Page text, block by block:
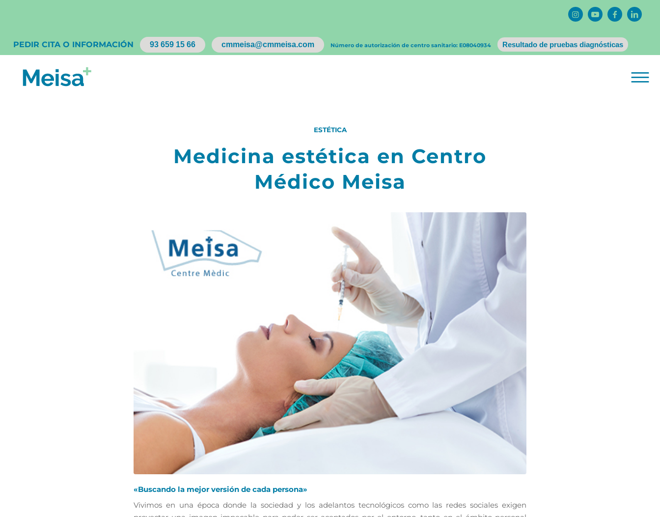
PEDIR CITA O INFORMACIÓN 93 659 15 66 cmmeisa@cmmeisa.com Número de autorización de centro sanitario: E08040934 Resultado de pruebas diagnósticas
ESTÉTICA
Medicina estética en Centro
Médico Meisa
«Buscando la mejor versión de cada persona»
Vivimos en una época donde la sociedad y los adelantos tecnológicos como las redes sociales exigen